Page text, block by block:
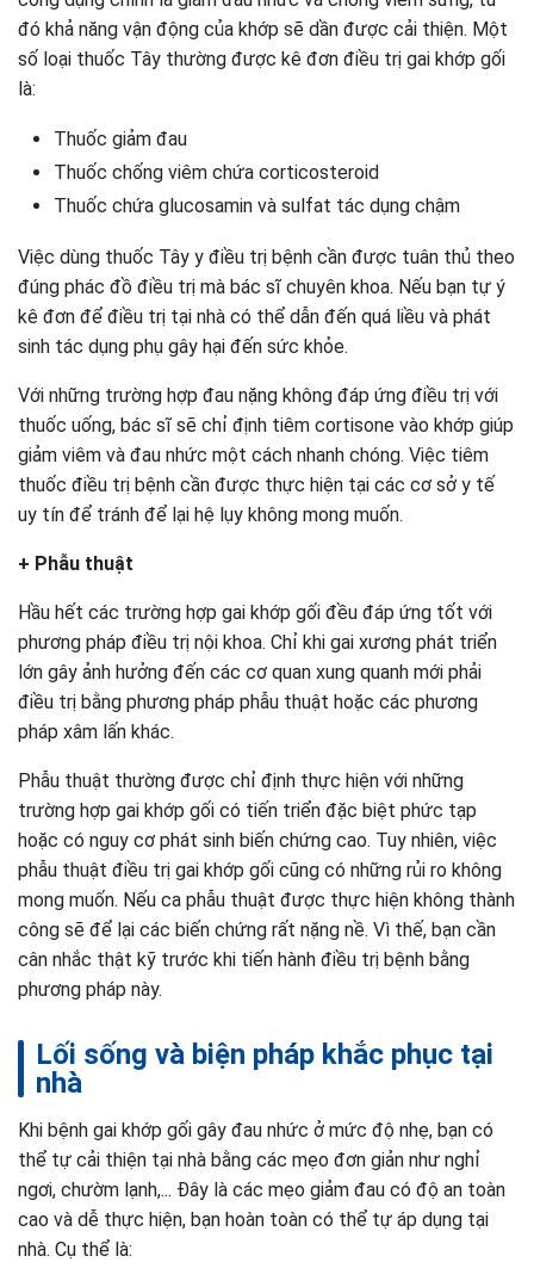
đó khả năng vận động của khớp sẽ dần được cải thiện. Một
số loại thuốc Tây thường được kê đơn điều trị gai khớp gối
là:
Thuốc giảm đau
Thuốc chống viêm chứa corticosteroid
Thuốc chứa glucosamin và sulfat tác dụng chậm
Việc dùng thuốc Tây y điều trị bệnh cần được tuân thủ theo
đúng phác đồ điều trị mà bác sĩ chuyên khoa. Nếu bạn tự ý
kê đơn để điều trị tại nhà có thể dẫn đến quá liều và phát
sinh tác dụng phụ gây hại đến sức khỏe.
Với những trường hợp đau nặng không đáp ứng điều trị với
thuốc uống, bác sĩ sẽ chỉ định tiêm cortisone vào khớp giúp
giảm viêm và đau nhức một cách nhanh chóng. Việc tiêm
thuốc điều trị bệnh cần được thực hiện tại các cơ sở y tế
uy tín để tránh để lại hệ lụy không mong muốn.
+ Phẫu thuật
Hầu hết các trường hợp gai khớp gối đều đáp ứng tốt với
phương pháp điều trị nội khoa. Chỉ khi gai xương phát triển
lớn gây ảnh hưởng đến các cơ quan xung quanh mới phải
điều trị bằng phương pháp phẫu thuật hoặc các phương
pháp xâm lấn khác.
Phẫu thuật thường được chỉ định thực hiện với những
trường hợp gai khớp gối có tiến triển đặc biệt phức tạp
hoặc có nguy cơ phát sinh biến chứng cao. Tuy nhiên, việc
phẫu thuật điều trị gai khớp gối cũng có những rủi ro không
mong muốn. Nếu ca phẫu thuật được thực hiện không thành
công sẽ để lại các biến chứng rất nặng nề. Vì thế, bạn cần
cân nhắc thật kỹ trước khi tiến hành điều trị bệnh bằng
phương pháp này.
Lối sống và biện pháp khắc phục tại
nhà
Khi bệnh gai khớp gối gây đau nhức ở mức độ nhẹ, bạn có
thể tự cải thiện tại nhà bằng các mẹo đơn giản như nghỉ
ngơi, chườm lạnh,... Đây là các mẹo giảm đau có độ an toàn
cao và dễ thực hiện, bạn hoàn toàn có thể tự áp dụng tại
nhà. Cụ thể là: